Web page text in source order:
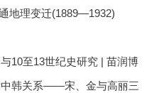
地理变迁(1889—1932)
10至13世纪史研究 | 苗润博
中韩关系——宋、金与高丽三